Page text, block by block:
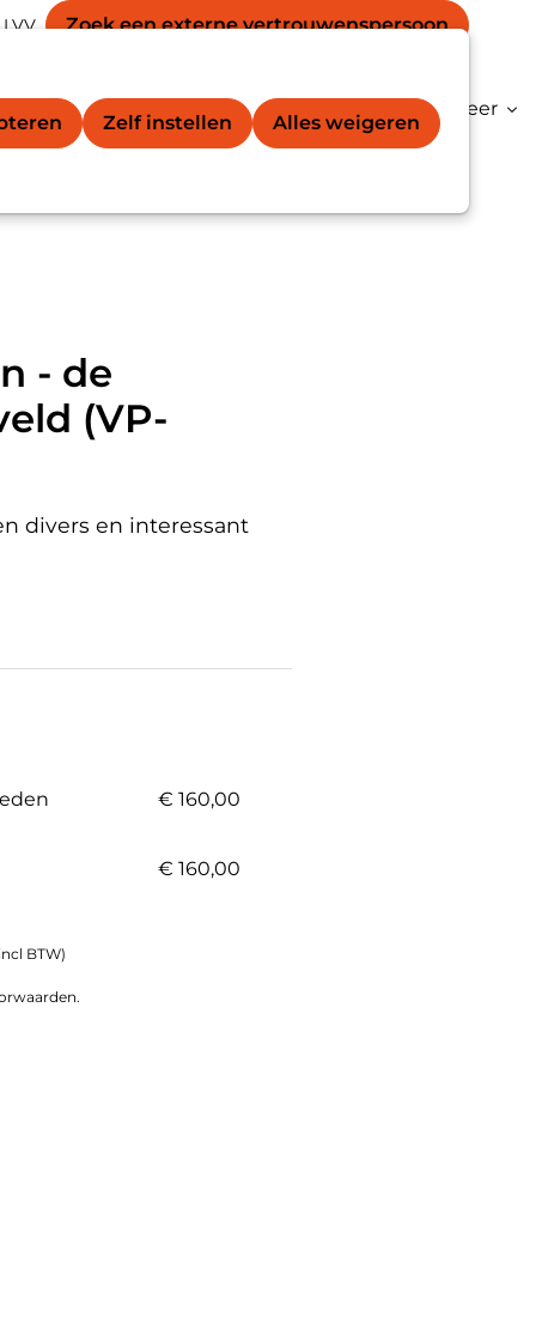
Zelf instellen Alles weigeren
Kenniscentrum Meer
Secondary
Zoek een externe vertrouwens­persoon
- de
(VP-
divers en interessant
€ 160,00
€ 160,00
BTW)